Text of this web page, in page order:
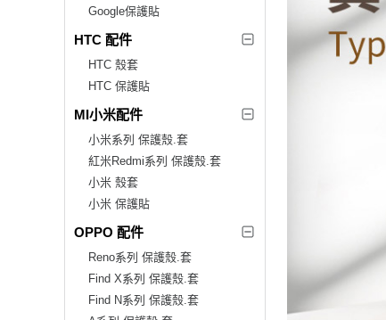
Google保護貼
HTC 配件
HTC 殼套
HTC 保護貼
MI小米配件
小米系列 保護殼.套
紅米Redmi系列 保護殼.套
小米 殼套
小米 保護貼
OPPO 配件
Reno系列 保護殼.套
Find X系列 保護殼.套
Find N系列 保護殼.套